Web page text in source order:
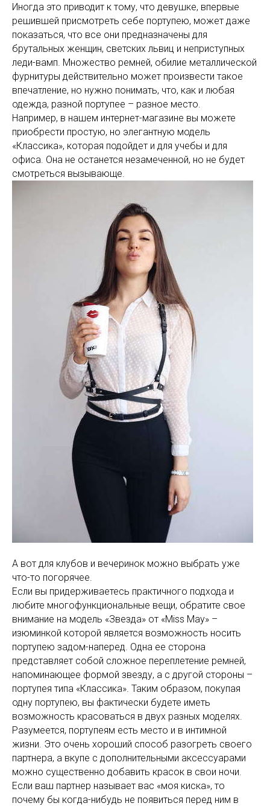
Иногда это приводит к тому, что девушке, впервые
решившей присмотреть себе портупею, может даже
показаться, что все они предназначены для
брутальных женщин, светских львиц и неприступных
леди-вамп. Множество ремней, обилие металлической
фурнитуры действительно может произвести такое
впечатление, но нужно понимать, что, как и любая
одежда, разной портупее – разное место.
Например, в нашем интернет-магазине вы можете
приобрести простую, но элегантную модель
«Классика», которая подойдет и для учебы и для
офиса. Она не останется незамеченной, но не будет
смотреться вызывающе.
А вот для клубов и вечеринок можно выбрать уже
что-то погорячее.
Если вы придерживаетесь практичного подхода и
любите многофункциональные вещи, обратите свое
внимание на модель «Звезда» от «Miss May» –
изюминкой которой является возможность носить
портупею задом-наперед. Одна ее сторона
представляет собой сложное переплетение ремней,
напоминающее формой звезду, а с другой стороны –
портупея типа «Классика». Таким образом, покупая
одну портупею, вы фактически будете иметь
возможность красоваться в двух разных моделях.
Разумеется, портупеям есть место и в интимной
жизни. Это очень хороший способ разогреть своего
партнера, а вкупе с дополнительными аксессуарами
можно существенно добавить красок в свои ночи.
Если ваш партнер называет вас «моя киска», то
почему бы когда-нибудь не появиться перед ним в